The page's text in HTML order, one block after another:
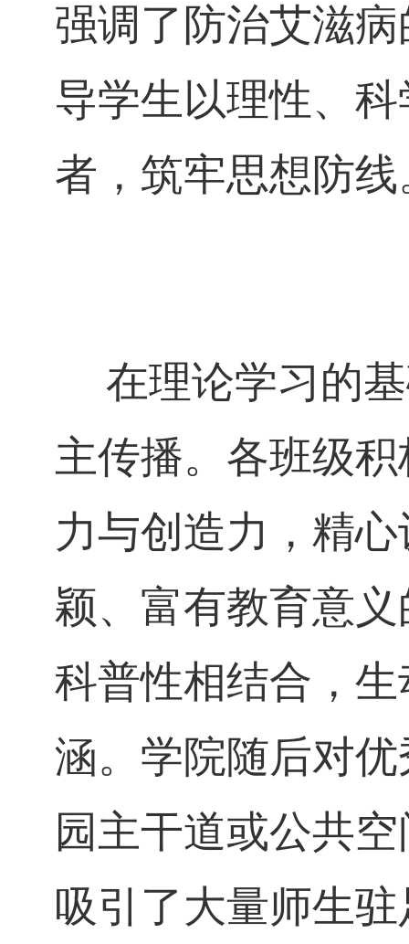
强调了防治艾滋
导学生以理性、
者，筑牢思想防线
在理论学习的
主传播。各班级
力与创造力，精
颖、富有教育意
科普性相结合，生
涵。学院随后对
园主干道或公共
吸引了大量师生